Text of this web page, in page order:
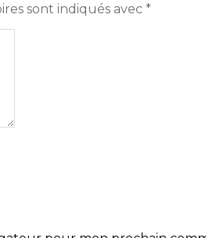
sont indiqués avec *